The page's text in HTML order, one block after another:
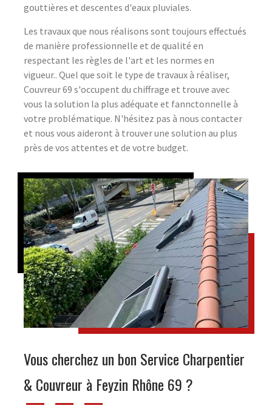
gouttières et descentes d'eaux pluviales.
Les travaux que nous réalisons sont toujours effectués
de manière professionnelle et de qualité en
respectant les règles de l'art et les normes en
vigueur.. Quel que soit le type de travaux à réaliser,
Couvreur 69 s'occupent du chiffrage et trouve avec
vous la solution la plus adéquate et fannctonnelle à
votre problématique. N'hésitez pas à nous contacter
et nous vous aideront à trouver une solution au plus
près de vos attentes et de votre budget.
Vous cherchez un bon Service Charpentier
& Couvreur à Feyzin Rhône 69 ?